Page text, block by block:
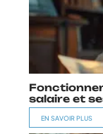
salaire et
EN SAVOIR PLUS